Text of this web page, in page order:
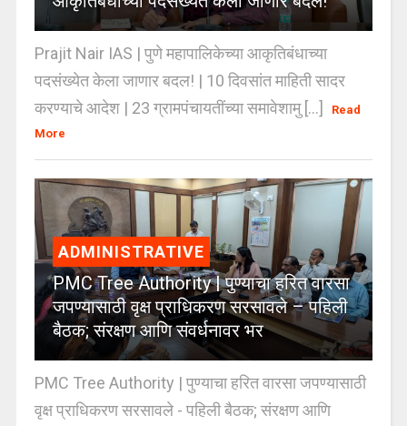
Prajit Nair IAS | पुणे महापालिकेच्या आकृतिबंधाच्या
पदसंख्येत केला जाणार बदल! | 10 दिवसांत माहिती सादर
करण्याचे आदेश | 23 ग्रामपंचायतींच्या समावेशामु [...]
Read
More
ADMINISTRATIVE
PMC Tree Authority | पुण्याचा हरित वारसा
जपण्यासाठी वृक्ष प्राधिकरण सरसावले – पहिली
बैठक; संरक्षण आणि संवर्धनावर भर
PMC Tree Authority | पुण्याचा हरित वारसा जपण्यासाठी
वृक्ष प्राधिकरण सरसावले - पहिली बैठक; संरक्षण आणि